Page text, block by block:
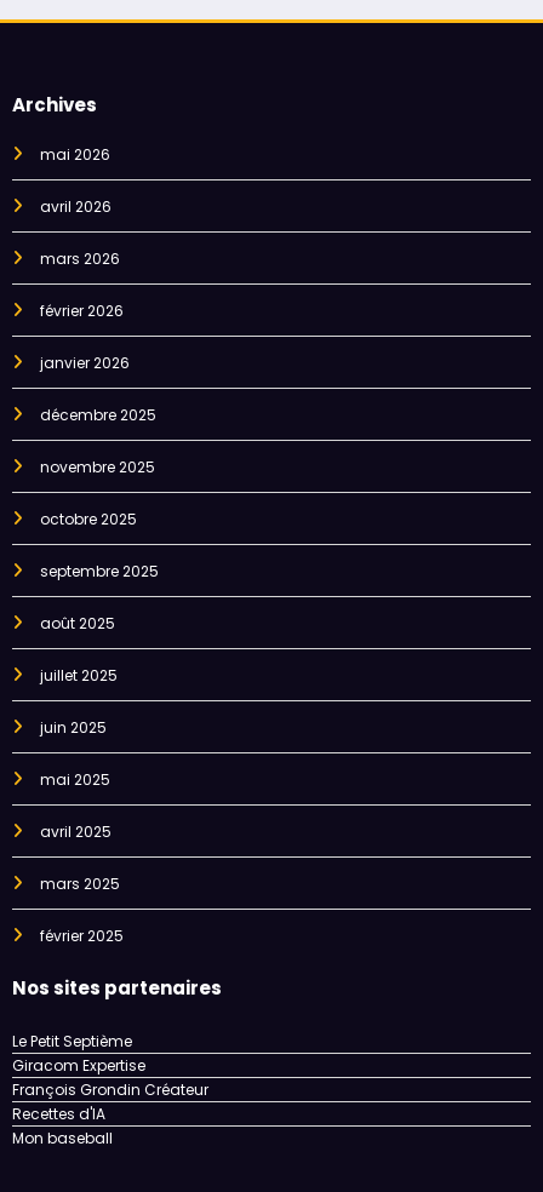
Archives
mai 2026
avril 2026
mars 2026
février 2026
janvier 2026
décembre 2025
novembre 2025
octobre 2025
septembre 2025
août 2025
juillet 2025
juin 2025
mai 2025
avril 2025
mars 2025
février 2025
Nos sites partenaires
Le Petit Septième
Giracom Expertise
François Grondin Créateur
Recettes d'IA
Mon baseball